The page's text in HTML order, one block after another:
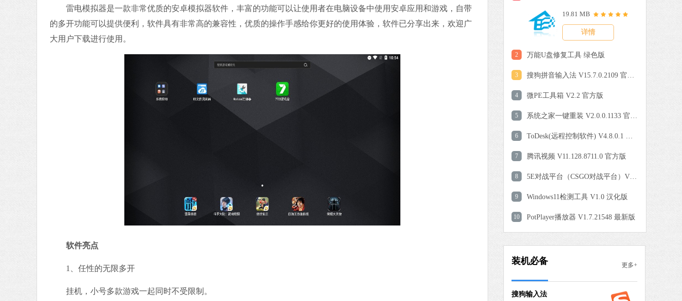
雷电模拟器是一款非常优质的安卓模拟器软件，丰富的功能可以让使用者在电脑设备中使用安卓应用和游戏，自带
的多开功能可以提供便利，软件具有非常高的兼容性，优质的操作手感给你更好的使用体验，软件已分享出来，欢迎广
大用户下载进行使用。
软件亮点
1、任性的无限多开
挂机，小号多款游戏一起同时不受限制。
19.81 MB
详情
2 万能U盘修复工具 绿色版
3 搜狗拼音输入法 V15.7.0.2109 官方正式版
4 微PE工具箱 V2.2 官方版
5 系统之家一键重装 V2.0.0.1133 官方版
6 ToDesk(远程控制软件) V4.8.0.1 官方安装版
7 腾讯视频 V11.128.8711.0 官方版
8 5E对战平台（CSGO对战平台）V6.1.7 官方版
9 Windows11检测工具 V1.0 汉化版
10 PotPlayer播放器 V1.7.21548 最新版
装机必备 更多+
软件大小：75.29 MB
软件语言：简体中文
软件语言：简体中文
QQ浏览器
软件语言：简体中文
下载
搜狗输入法